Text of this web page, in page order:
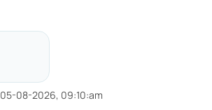
05-08-2026, 09:10:am